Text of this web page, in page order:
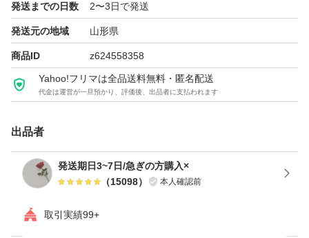
発送までの日数 2〜3日で発送
発送元の地域 山形県
商品ID z624558358
Yahoo!フリマは全品送料無料・匿名配送
代金は運営が一旦預かり、評価後、出品者に支払われます
出品者
発送期日3~7日/急ぎの方購入×
（15098） 本人確認前
取引実績99+